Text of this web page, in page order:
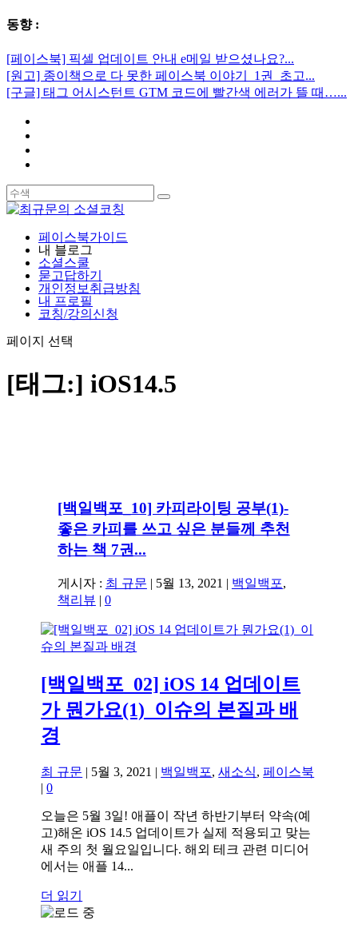
동향 :
[페이스북] 픽셀 업데이트 안내 e메일 받으셨나요?...
[원고] 종이책으로 다 못한 페이스북 이야기_1권_초고...
[구글] 태그 어시스턴트 GTM 코드에 빨간색 에러가 뜰 때…...
페이스북가이드
내 블로그
소셜스쿨
묻고답하기
개인정보취급방침
내 프로필
코칭/강의신청
페이지 선택
[태그:] iOS14.5
[백일백포_10] 카피라이팅 공부(1)-
좋은 카피를 쓰고 싶은 분들께 추천
하는 책 7권...
게시자 : 최 규문 | 5월 13, 2021 | 백일백포,
책리뷰 | 0
[백일백포_02] iOS 14 업데이트
가 뭔가요(1)_이슈의 본질과 배
경
최 규문 | 5월 3, 2021 | 백일백포,새소식,페이스북
|0
오늘은 5월 3일! 애플이 작년 하반기부터 약속(예
고)해온 iOS 14.5 업데이트가 실제 적용되고 맞는
새 주의 첫 월요일입니다. 해외 테크 관련 미디어
에서는 애플 14...
더 읽기